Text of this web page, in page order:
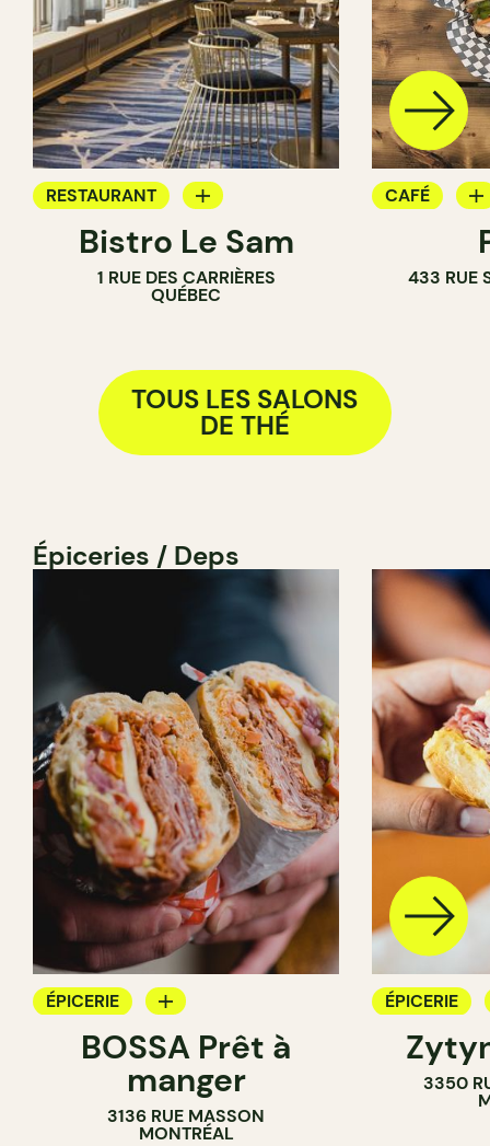
RESTAURANT
BAR À VIN
BAR À COCKTAIL
Bistro Le Sam
1 RUE DES CARRIÈRES
QUÉBEC
CAFÉ
SALLE DE
COMPTOIR
433 RUE
TOUS LES SALONS
DE THÉ
Épiceries / Deps
ÉPICERIE
COMPTOIR
SANDWICHERIE
BOSSA Prêt à
manger
3136 RUE MASSON
MONTRÉAL
ÉPICERIE
COMPTOIR
3350